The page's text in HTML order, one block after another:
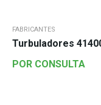
FABRICANTES
Turbuladores
POR CONSULTA